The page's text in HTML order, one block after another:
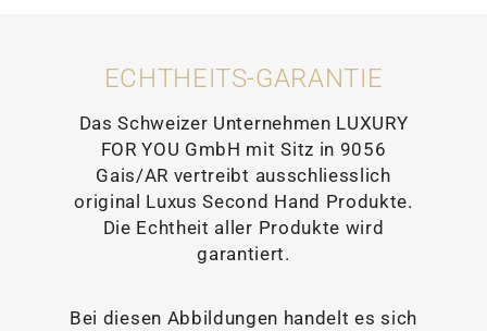
ECHTHEITS-GARANTIE
Das Schweizer Unternehmen LUXURY
FOR YOU GmbH mit Sitz in 9056
Gais/AR vertreibt ausschliesslich
original Luxus Second Hand Produkte.
Die Echtheit aller Produkte wird
garantiert.
Bei diesen Abbildungen handelt es sich